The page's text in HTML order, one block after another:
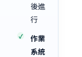
後進
行
作業
系統